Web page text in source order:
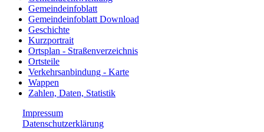
Gemeindeinfoblatt
Gemeindeinfoblatt Download
Geschichte
Kurzportrait
Ortsplan - Straßenverzeichnis
Ortsteile
Verkehrsanbindung - Karte
Wappen
Zahlen, Daten, Statistik
Impressum
Datenschutzerklärung